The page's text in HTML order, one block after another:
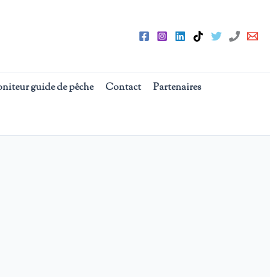
guide de pêche Contact Partenaires